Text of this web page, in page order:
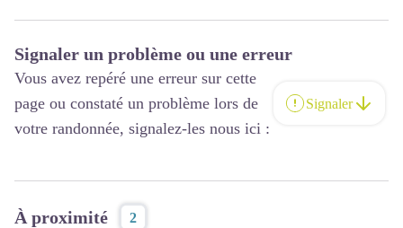
Signaler un problème ou une erreur
Vous avez repéré une erreur sur cette
page ou constaté un problème lors de
votre randonnée, signalez-les nous ici :
Signaler
À proximité 2